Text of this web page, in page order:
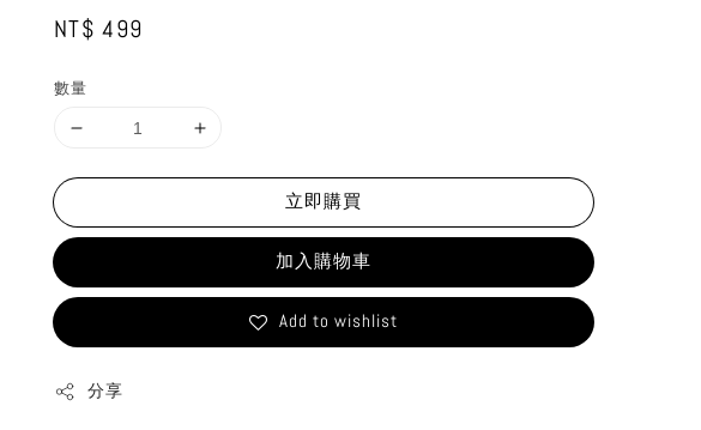
Regular
NT$ 499
數量
立即購買
加入購物車
Add to wishlist
分享